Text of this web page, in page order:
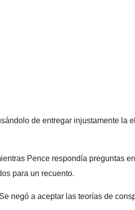
de entregar injustamente la
Pence respondía preguntas
para un recuento.
negó a aceptar las teorías de